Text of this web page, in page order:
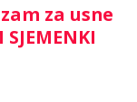
za usne